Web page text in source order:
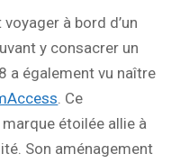
à bord d’un
y consacrer un
a également vu naître
. Ce
étoilée allie à
Son aménagement